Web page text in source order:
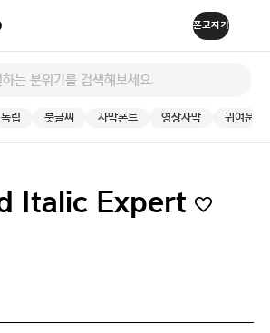
독립 붓글씨 자막폰트 영상자막 귀여운
Italic Expert